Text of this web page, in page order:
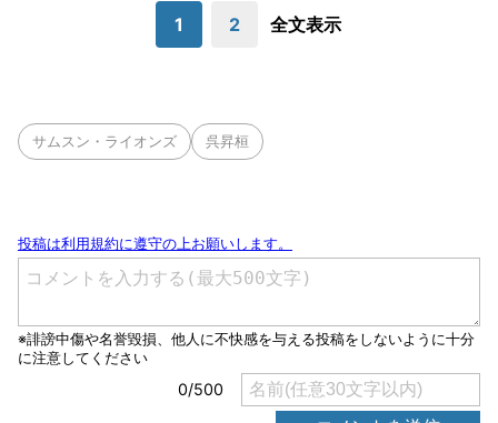
1 2 全文表示
サムスン・ライオンズ 呉昇桓